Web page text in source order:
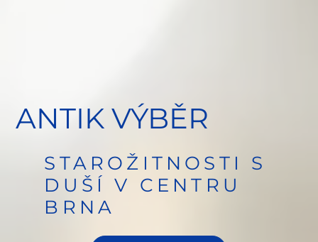
ANTIK VÝBĚR
STAROŽITNOSTI S
DUŠÍ V CENTRU
BRNA